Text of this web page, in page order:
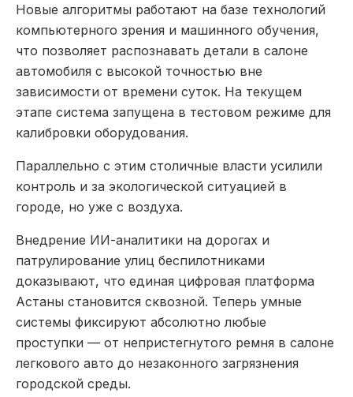
Новые алгоритмы работают на базе технологий
компьютерного зрения и машинного обучения,
что позволяет распознавать детали в салоне
автомобиля с высокой точностью вне
зависимости от времени суток. На текущем
этапе система запущена в тестовом режиме для
калибровки оборудования.
Параллельно с этим столичные власти усилили
контроль и за экологической ситуацией в
городе, но уже с воздуха.
Внедрение ИИ-аналитики на дорогах и
патрулирование улиц беспилотниками
доказывают, что единая цифровая платформа
Астаны становится сквозной. Теперь умные
системы фиксируют абсолютно любые
проступки — от непристегнутого ремня в салоне
легкового авто до незаконного загрязнения
городской среды.